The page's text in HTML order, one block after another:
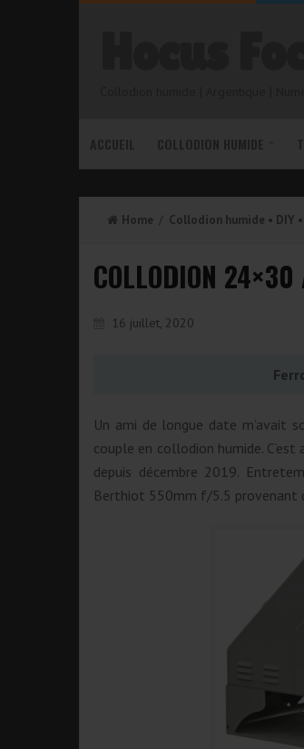
Home / Collodion humide • DIY •
COLLODION
16 juillet, 2020
Un ami de longue date m’avait
couple en collodion humide.
depuis décembre 2019.
Berthiot 550mm f/5.5 provenant